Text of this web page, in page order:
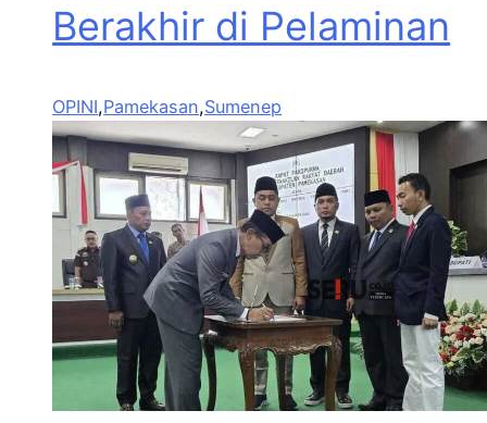
Berakhir di Pelaminan
OPINI,Pamekasan,Sumenep